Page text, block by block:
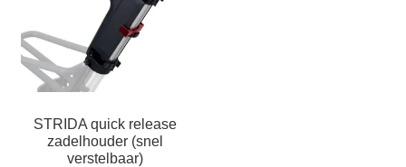
STRIDA quick release
zadelhouder (snel
verstelbaar)